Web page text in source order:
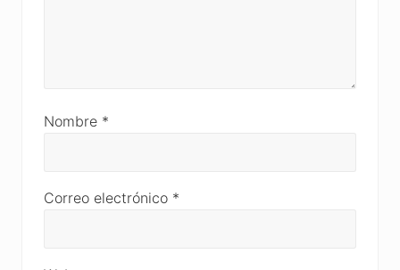
Nombre *
Correo electrónico *